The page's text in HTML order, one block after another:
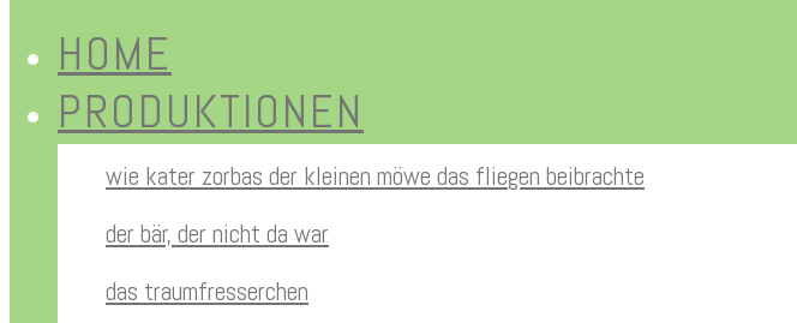
HOME
PRODUKTIONEN
wie kater zorbas der kleinen möwe das fliegen beibrachte
der bär, der nicht da war
das traumfresserchen